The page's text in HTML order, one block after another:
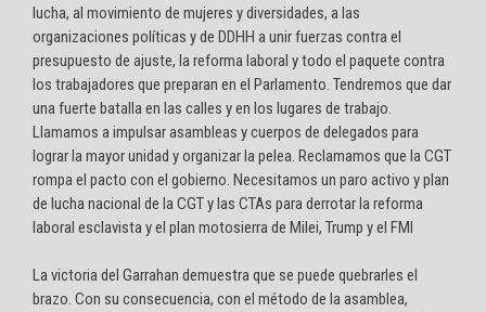
lucha, al movimiento de mujeres y diversidades, a las
organizaciones políticas y de DDHH a unir fuerzas contra el
presupuesto de ajuste, la reforma laboral y todo el paquete contra
los trabajadores que preparan en el Parlamento. Tendremos que dar
una fuerte batalla en las calles y en los lugares de trabajo.
Llamamos a impulsar asambleas y cuerpos de delegados para
lograr la mayor unidad y organizar la pelea. Reclamamos que la CGT
rompa el pacto con el gobierno. Necesitamos un paro activo y plan
de lucha nacional de la CGT y las CTAs para derrotar la reforma
laboral esclavista y el plan motosierra de Milei, Trump y el FMI
La victoria del Garrahan demuestra que se puede quebrarles el
brazo. Con su consecuencia, con el método de la asamblea,